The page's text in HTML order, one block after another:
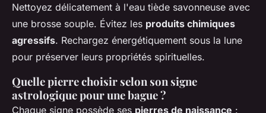
Nettoyez délicatement à l'eau tiède savonneuse avec
une brosse souple. Évitez les produits chimiques
agressifs. Rechargez énergétiquement sous la lune
pour préserver leurs propriétés spirituelles.
Quelle pierre choisir selon son signe
astrologique pour une bague ?
Chaque signe possède ses pierres de naissance :